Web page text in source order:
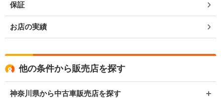
保証
お店の実績
他の条件から販売店を探す
神奈川県から中古車販売店を探す